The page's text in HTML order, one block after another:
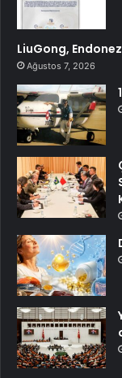
LiuGong,
Ağustos 7, 2026